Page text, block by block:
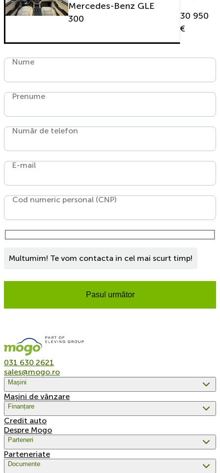
Mercedes-Benz GLE
300
30 950
€
Nume
Prenume
Număr de telefon
E-mail
Cod numeric personal (CNP)
Multumim! Te vom contacta in cel mai scurt timp!
Pasul următor
031 630 2621
sales@mogo.ro
Mașini
Mașini de vânzare
Finanțare
Credit auto
Despre Mogo
Parteneri
Parteneriate
Documente